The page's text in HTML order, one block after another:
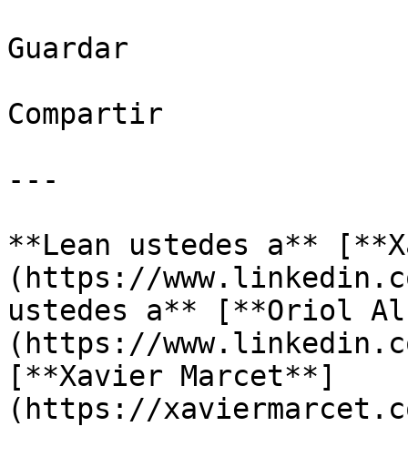
Guardar
Compartir
---
**Lean ustedes a**
(https://
ustedes a** [**Oriol
(https://
[**Xavier Marcet**]
(https://